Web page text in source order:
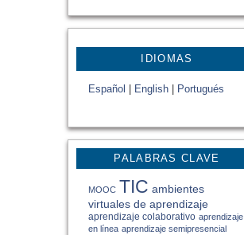
IDIOMAS
Español English Portugués
PALABRAS CLAVE
MOOC TIC ambientes
virtuales de aprendizaje
aprendizaje colaborativo aprendizaje
en línea aprendizaje semipresencial